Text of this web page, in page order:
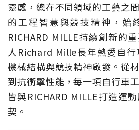
靈感，總在不同領域的工藝之
的工程智慧與競技精神，始
RICHARD MILLE持續創新的
人Richard Mille長年熱愛自行
機械結構與競技精神啟發。從
到抗衝擊性能，每一項自行車
皆與RICHARD MILLE打造運
契。